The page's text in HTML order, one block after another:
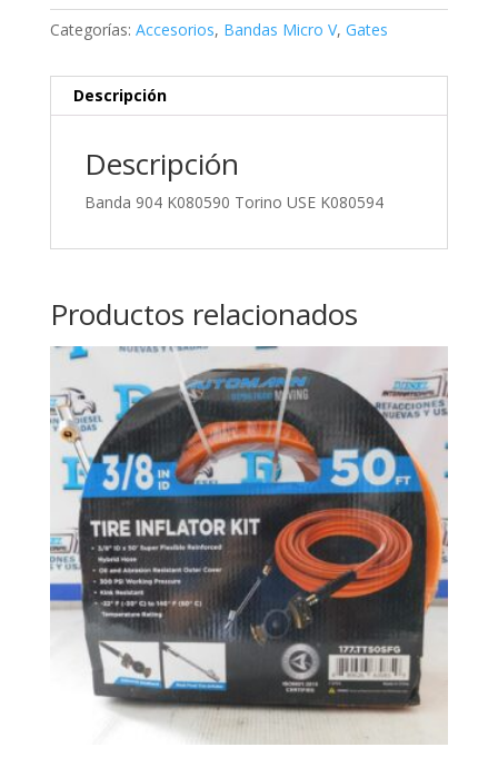
Categorías: Accesorios, Bandas Micro V, Gates
Descripción
Descripción
Banda 904 K080590 Torino USE K080594
Productos relacionados